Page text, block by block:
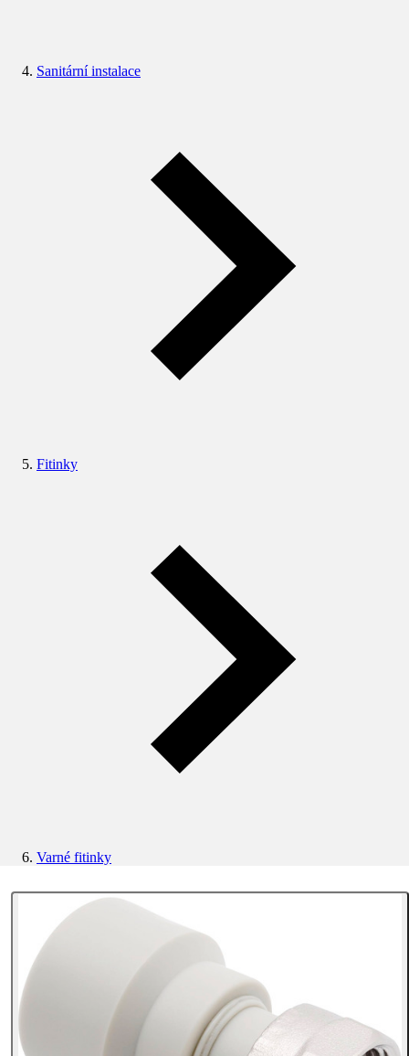
Sanitární instalace
Fitinky
Varné fitinky